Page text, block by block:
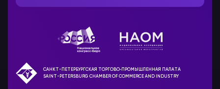
САНКТ-ПЕТЕРБУРГСКАЯ ТОРГОВО‑ПРОМЫШЛЕННАЯ ПАЛАТА
SAINT-PETERSBURG CHAMBER OF COMMERCE AND INDUSTRY